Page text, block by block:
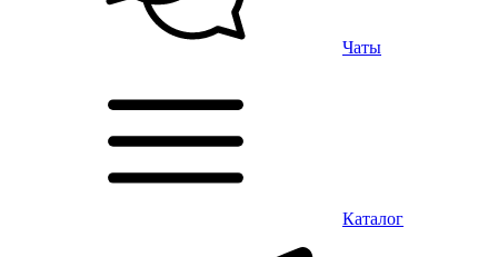
Чаты
Каталог